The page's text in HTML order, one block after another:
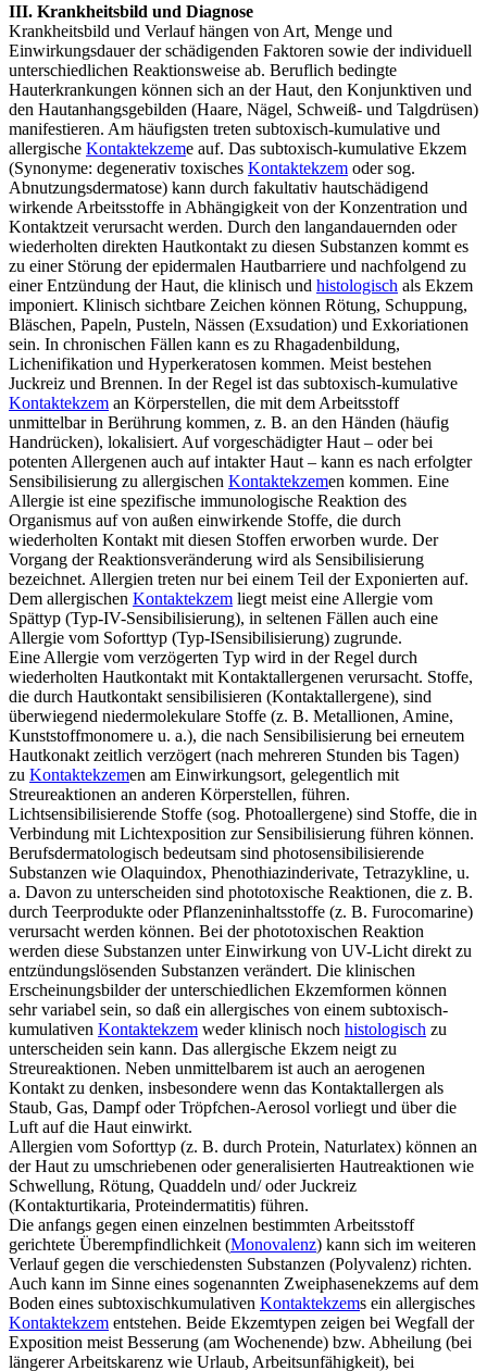
III. Krankheitsbild und Diagnose
Krankheitsbild und Verlauf hängen von Art, Menge und
Einwirkungsdauer der schädigenden Faktoren sowie der individuell
unterschiedlichen Reaktionsweise ab. Beruflich bedingte
Hauterkrankungen können sich an der Haut, den Konjunktiven und
den Hautanhangsgebilden (Haare, Nägel, Schweiß- und Talgdrüsen)
manifestieren. Am häufigsten treten subtoxisch-kumulative und
allergische Kontaktekzeme auf. Das subtoxisch-kumulative Ekzem
(Synonyme: degenerativ toxisches Kontaktekzem oder sog.
Abnutzungsdermatose) kann durch fakultativ hautschädigend
wirkende Arbeitsstoffe in Abhängigkeit von der Konzentration und
Kontaktzeit verursacht werden. Durch den langandauernden oder
wiederholten direkten Hautkontakt zu diesen Substanzen kommt es
zu einer Störung der epidermalen Hautbarriere und nachfolgend zu
einer Entzündung der Haut, die klinisch und histologisch als Ekzem
imponiert. Klinisch sichtbare Zeichen können Rötung, Schuppung,
Bläschen, Papeln, Pusteln, Nässen (Exsudation) und Exkoriationen
sein. In chronischen Fällen kann es zu Rhagadenbildung,
Lichenifikation und Hyperkeratosen kommen. Meist bestehen
Juckreiz und Brennen. In der Regel ist das subtoxisch-kumulative
Kontaktekzem an Körperstellen, die mit dem Arbeitsstoff
unmittelbar in Berührung kommen, z. B. an den Händen (häufig
Handrücken), lokalisiert. Auf vorgeschädigter Haut – oder bei
potenten Allergenen auch auf intakter Haut – kann es nach erfolgter
Sensibilisierung zu allergischen Kontaktekzemen kommen. Eine
Allergie ist eine spezifische immunologische Reaktion des
Organismus auf von außen einwirkende Stoffe, die durch
wiederholten Kontakt mit diesen Stoffen erworben wurde. Der
Vorgang der Reaktionsveränderung wird als Sensibilisierung
bezeichnet. Allergien treten nur bei einem Teil der Exponierten auf.
Dem allergischen Kontaktekzem liegt meist eine Allergie vom
Spättyp (Typ-IV-Sensibilisierung), in seltenen Fällen auch eine
Allergie vom Soforttyp (Typ-ISensibilisierung) zugrunde.
Eine Allergie vom verzögerten Typ wird in der Regel durch
wiederholten Hautkontakt mit Kontaktallergenen verursacht. Stoffe,
die durch Hautkontakt sensibilisieren (Kontaktallergene), sind
überwiegend niedermolekulare Stoffe (z. B. Metallionen, Amine,
Kunststoffmonomere u. a.), die nach Sensibilisierung bei erneutem
Hautkonakt zeitlich verzögert (nach mehreren Stunden bis Tagen)
zu Kontaktekzemen am Einwirkungsort, gelegentlich mit
Streureaktionen an anderen Körperstellen, führen.
Lichtsensibilisierende Stoffe (sog. Photoallergene) sind Stoffe, die in
Verbindung mit Lichtexposition zur Sensibilisierung führen können.
Berufsdermatologisch bedeutsam sind photosensibilisierende
Substanzen wie Olaquindox, Phenothiazinderivate, Tetrazykline, u.
a. Davon zu unterscheiden sind phototoxische Reaktionen, die z. B.
durch Teerprodukte oder Pflanzeninhaltsstoffe (z. B. Furocomarine)
verursacht werden können. Bei der phototoxischen Reaktion
werden diese Substanzen unter Einwirkung von UV-Licht direkt zu
entzündungslösenden Substanzen verändert. Die klinischen
Erscheinungsbilder der unterschiedlichen Ekzemformen können
sehr variabel sein, so daß ein allergisches von einem subtoxisch-
kumulativen Kontaktekzem weder klinisch noch histologisch zu
unterscheiden sein kann. Das allergische Ekzem neigt zu
Streureaktionen. Neben unmittelbarem ist auch an aerogenen
Kontakt zu denken, insbesondere wenn das Kontaktallergen als
Staub, Gas, Dampf oder Tröpfchen-Aerosol vorliegt und über die
Luft auf die Haut einwirkt.
Allergien vom Soforttyp (z. B. durch Protein, Naturlatex) können an
der Haut zu umschriebenen oder generalisierten Hautreaktionen wie
Schwellung, Rötung, Quaddeln und/ oder Juckreiz
(Kontakturtikaria, Proteindermatitis) führen.
Die anfangs gegen einen einzelnen bestimmten Arbeitsstoff
gerichtete Überempfindlichkeit (Monovalenz) kann sich im weiteren
Verlauf gegen die verschiedensten Substanzen (Polyvalenz) richten.
Auch kann im Sinne eines sogenannten Zweiphasenekzems auf dem
Boden eines subtoxischkumulativen Kontaktekzems ein allergisches
Kontaktekzem entstehen. Beide Ekzemtypen zeigen bei Wegfall der
Exposition meist Besserung (am Wochenende) bzw. Abheilung (bei
längerer Arbeitskarenz wie Urlaub, Arbeitsunfähigkeit), bei